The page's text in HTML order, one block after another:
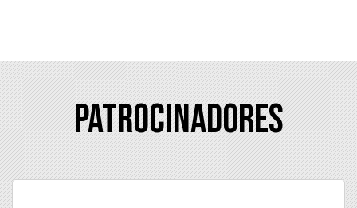
Patrocinadores